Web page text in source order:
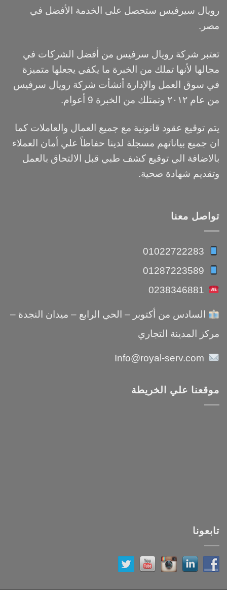
رويال سيرفيس ستحصل على الخدمة الأفضل في
مصر.
تعتبر شركة رويال سرفيس من أفضل الشركات في
مجالها لأنها تملك من الخبرة ما يكفي يجعلها متميزة
في سوق العمل والإدارة أنشأت شركة رويال سرفيس
من عام ٢٠١٢ وتمتلك من الخبرة 9 أعوام.
يتم توقيع عقود قانونية مع جميع العمال والعاملات كما
ان جميع بياناتهم مسجلة لدينا حفاظاً علي أمان العملاء
بالاضافة الي توقيع كشف طبي قبل الالتحاق بالعمل
وتقديم شهادة صحية.
تواصل معنا
01022722283
01287223589
0238346881
السادس من أكتوبر – الحي الرابع – ميدان النجدة –
مركز المدينة التجاري
Info@royal-serv.com
موقعنا علي الخريطة
تابعونا